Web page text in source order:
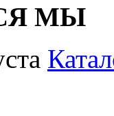
МЫ